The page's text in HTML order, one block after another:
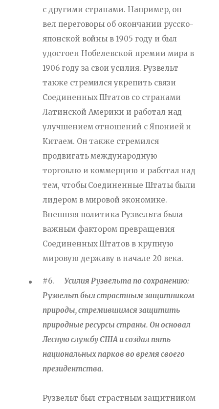
с другими странами. Например, он
вел переговоры об окончании русско-
японской войны в 1905 году и был
удостоен Нобелевской премии мира в
1906 году за свои усилия. Рузвельт
также стремился укрепить связи
Соединенных Штатов со странами
Латинской Америки и работал над
улучшением отношений с Японией и
Китаем. Он также стремился
продвигать международную
торговлю и коммерцию и работал над
тем, чтобы Соединенные Штаты были
лидером в мировой экономике.
Внешняя политика Рузвельта была
важным фактором превращения
Соединенных Штатов в крупную
мировую державу в начале 20 века.
#6. Усилия Рузвельта по сохранению:
Рузвельт был страстным защитником
природы, стремившимся защитить
природные ресурсы страны. Он основал
Лесную службу США и создал пять
национальных парков во время своего
президентства.
Рузвельт был страстным защитником